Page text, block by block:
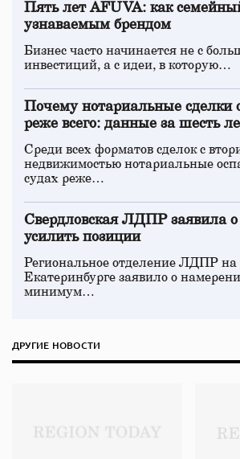
Пять лет AFUVA: как
узнаваемым брендом
Бизнес часто начинается не с
инвестиций, а с идеи, в которую…
Почему нотариальные сделки
реже всего: данные за шесть
Среди всех форматов сделок с
недвижимостью нотариальные
судах реже…
Свердловская ЛДПР заявила
усилить позиции
Региональное отделение ЛДПР
Екатеринбурге заявило о
минимум…
ДРУГИЕ НОВОСТИ